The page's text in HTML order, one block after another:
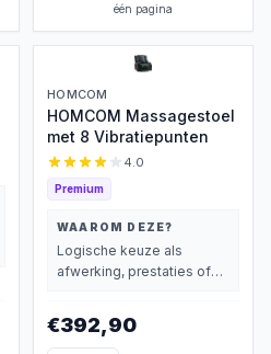
één pagina
HOMCOM
HOMCOM Massagestoel
met 8 Vibratiepunten
4.0
Premium
WAAROM DEZE?
Logische keuze als
afwerking, prestaties of
€392,90